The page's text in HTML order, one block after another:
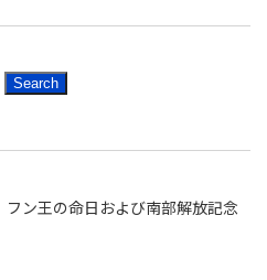
Search
フン王の命日および南部解放記念